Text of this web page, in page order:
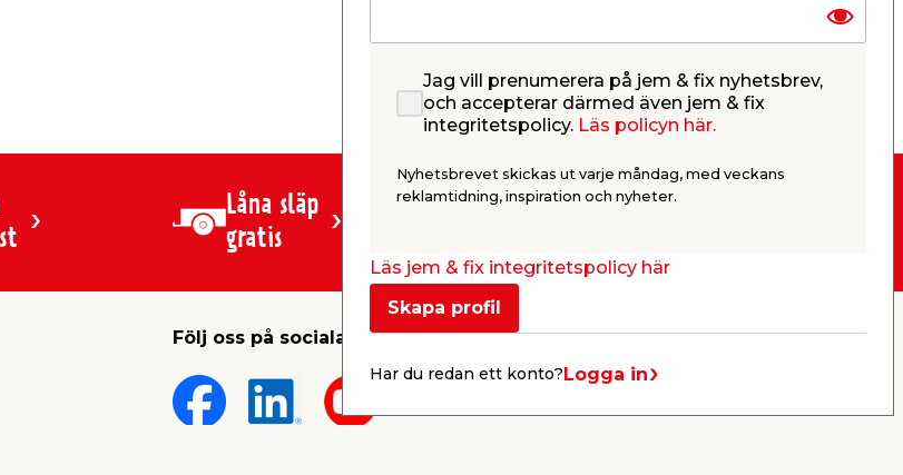
Låna släp
gratis
Följ oss på sociala medier
KB jem & fix
268 31 Svalöv, Sverige
Jag vill prenumerera på jem & fix nyhetsbrev,
och accepterar därmed även jem & fix
integritetspolicy. Läs policyn här.
Nyhetsbrevet skickas ut varje måndag, med veckans
reklamtidning, inspiration och nyheter.
Läs jem & fix integritetspolicy här
Skapa profil
Har du redan ett konto?Logga in